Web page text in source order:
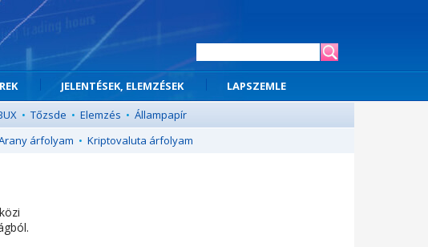
JELENTÉSEK, ELEMZÉSEK
LAPSZEMLE
• Tőzsde • Elemzés • Állampapír
árfolyam • Kriptovaluta árfolyam